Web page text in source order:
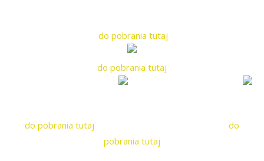
do pobrania tutaj
do pobrania tutaj
do pobrania tutaj
do
pobrania tutaj